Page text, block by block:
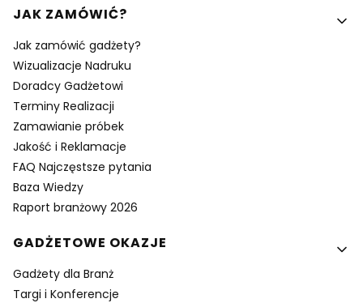
Linki w stopce
JAK ZAMÓWIĆ?
Jak zamówić gadżety?
Wizualizacje Nadruku
Doradcy Gadżetowi
Terminy Realizacji
Zamawianie próbek
Jakość i Reklamacje
FAQ Najczęstsze pytania
Baza Wiedzy
Raport branżowy 2026
GADŻETOWE OKAZJE
Gadżety dla Branż
Targi i Konferencje